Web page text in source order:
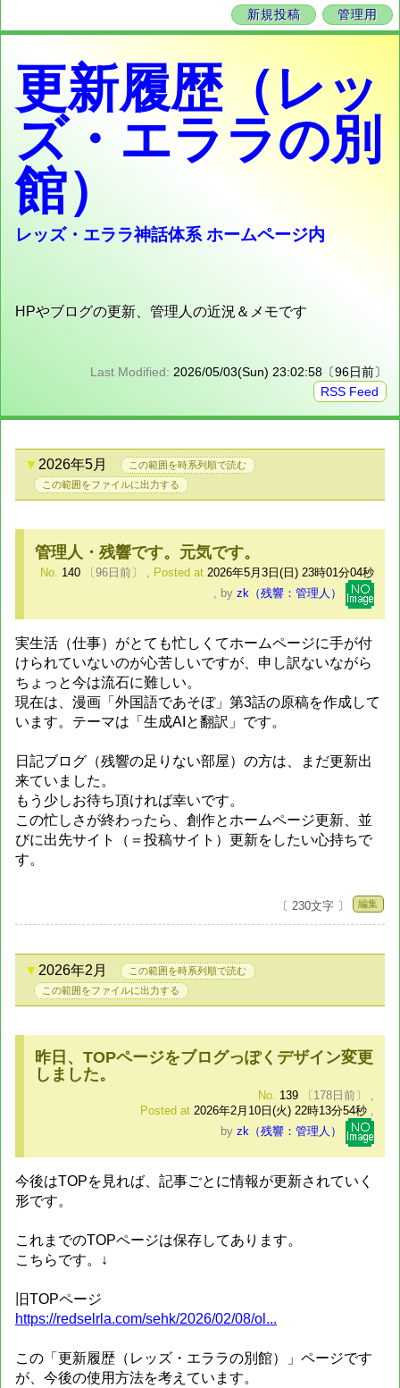
新規投稿 管理用
更新履歴（レッ
ズ・エララの別
館）
レッズ・エララ神話体系 ホームページ内
HPやブログの更新、管理人の近況＆メモです
Last Modified: 2026/05/03(Sun) 23:02:58〔96日前〕
RSS Feed
2026年5月
この範囲を時系列順で読む
この範囲をファイルに出力する
管理人・残響です。元気です。
No. 140 〔96日前〕 , Posted at 2026年5月3日(日) 23時01分04秒
, by zk（残響：管理人）
実生活（仕事）がとても忙しくてホームページに手が付
けられていないのが心苦しいですが、申し訳ないながら
ちょっと今は流石に難しい。
現在は、漫画「外国語であそぼ」第3話の原稿を作成して
います。テーマは「生成AIと翻訳」です。
日記ブログ（残響の足りない部屋）の方は、まだ更新出
来ていました。
もう少しお待ち頂ければ幸いです。
この忙しさが終わったら、創作とホームページ更新、並
びに出先サイト（＝投稿サイト）更新をしたい心持ちで
す。
〔 230文字 〕 編集
2026年2月
この範囲を時系列順で読む
この範囲をファイルに出力する
昨日、TOPページをブログっぽくデザイン変更
しました。
No. 139 〔178日前〕
Posted at 2026年2月10日(火) 22時13分54秒
by zk（残響：管理人）
今後はTOPを見れば、記事ごとに情報が更新されていく
形です。
これまでのTOPページは保存してあります。
こちらです。↓
旧TOPページ
https://redselrla.com/sehk/2026/02/08/ol...
この「更新履歴（レッズ・エララの別館）」ページです
が、今後の使用方法を考えています。